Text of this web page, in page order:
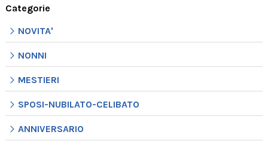
Categorie
NOVITA'
NONNI
MESTIERI
SPOSI-NUBILATO-CELIBATO
ANNIVERSARIO